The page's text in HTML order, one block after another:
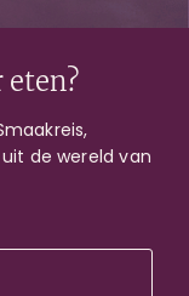
Marnier en
met
de wereld van